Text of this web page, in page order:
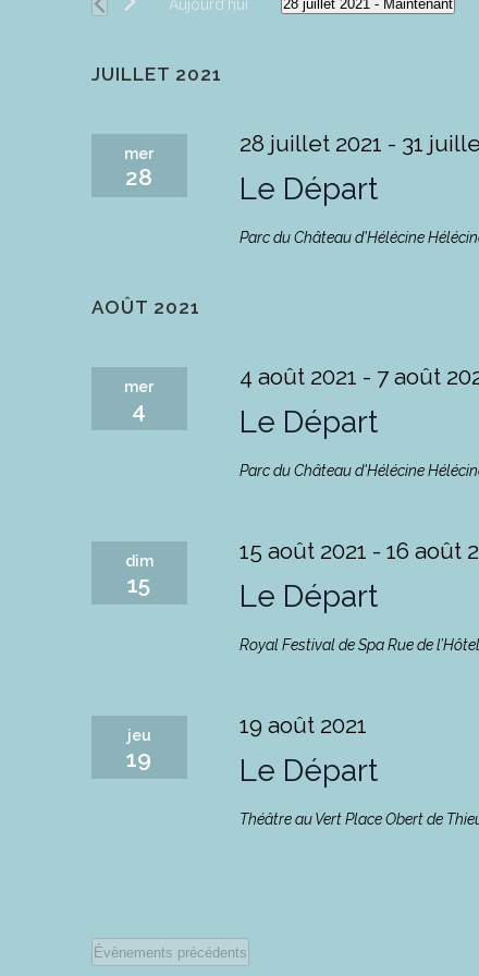
Aujourd’hui 28 juillet 2021 - Maintenant
JUILLET 2021
mer
28 Le Départ
28 juillet 2021 - 31
Parc du Château d'Hélécine
AOÛT 2021
mer
4 Le Départ
4 août 2021 - 7 août
Parc du Château d'Hélécine
dim
15 Le Départ
15 août 2021 - 16 août
Royal Festival de SpaRue de
jeu
19 Le Départ
19 août 2021
Théâtre au VertPlace Obert de
Évènements précédents